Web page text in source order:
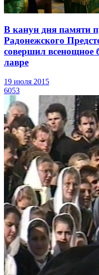
В канун дня памяти
Радонежского
совершил всенощное
лавре
19 июля 2015
6053